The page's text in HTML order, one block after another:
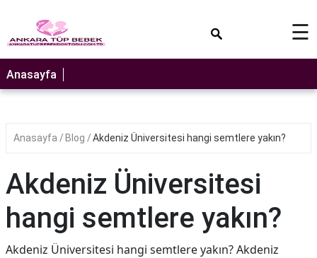
☰
Anasayfa
Anasayfa Blog Akdeniz Üniversitesi hangi semtlere yakın?
Akdeniz Üniversitesi
hangi semtlere yakın?
Akdeniz Üniversitesi hangi semtlere yakın? Akdeniz